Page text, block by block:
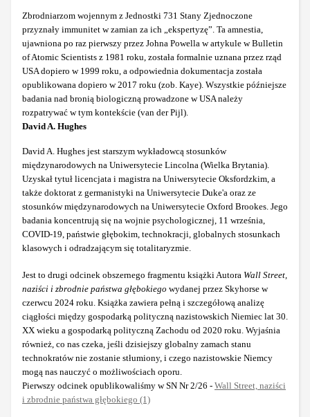
Zbrodniarzom wojennym z Jednostki 731 Stany Zjednoczone
przyznały immunitet w zamian za ich „ekspertyzę”. Ta amnestia,
ujawniona po raz pierwszy przez Johna Powella w artykule w Bulletin
of Atomic Scientists z 1981 roku, została formalnie uznana przez rząd
USA dopiero w 1999 roku, a odpowiednia dokumentacja została
opublikowana dopiero w 2017 roku (zob. Kaye). Wszystkie późniejsze
badania nad bronią biologiczną prowadzone w USA należy
rozpatrywać w tym kontekście (van der Pijl).
David A. Hughes
David A. Hughes jest starszym wykładowcą stosunków
międzynarodowych na Uniwersytecie Lincolna (Wielka Brytania).
Uzyskał tytuł licencjata i magistra na Uniwersytecie Oksfordzkim, a
także doktorat z germanistyki na Uniwersytecie Duke'a oraz ze
stosunków międzynarodowych na Uniwersytecie Oxford Brookes. Jego
badania koncentrują się na wojnie psychologicznej, 11 września,
COVID-19, państwie głębokim, technokracji, globalnych stosunkach
klasowych i odradzającym się totalitaryzmie.
Jest to drugi odcinek obszernego fragmentu książki Autora Wall Street,
naziści i zbrodnie państwa głębokiego wydanej przez Skyhorse w
czerwcu 2024 roku. Książka zawiera pełną i szczegółową analizę
ciągłości między gospodarką polityczną nazistowskich Niemiec lat 30.
XX wieku a gospodarką polityczną Zachodu od 2020 roku. Wyjaśnia
również, co nas czeka, jeśli dzisiejszy globalny zamach stanu
technokratów nie zostanie stłumiony, i czego nazistowskie Niemcy
mogą nas nauczyć o możliwościach oporu.
Pierwszy odcinek opublikowaliśmy w SN Nr 2/26 - Wall Street, naziści
i zbrodnie państwa głębokiego (1)